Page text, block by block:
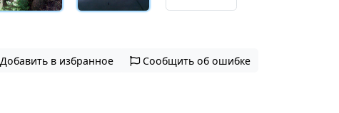
Добавить в избранное Сообщить об ошибке